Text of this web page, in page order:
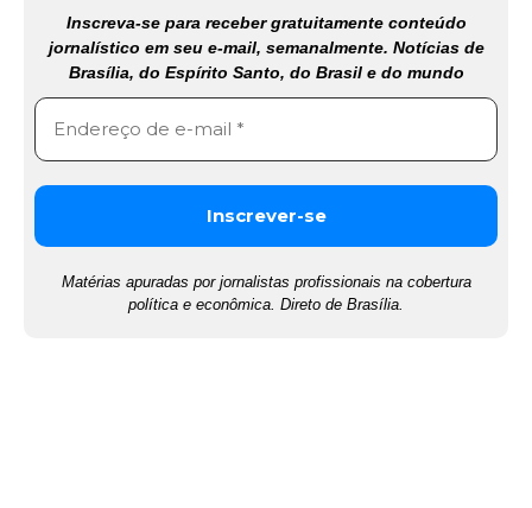
Inscreva-se para receber gratuitamente conteúdo
jornalístico em seu e-mail, semanalmente. Notícias de
Brasília, do Espírito Santo, do Brasil e do mundo
Matérias apuradas por jornalistas profissionais na cobertura
política e econômica. Direto de Brasília.